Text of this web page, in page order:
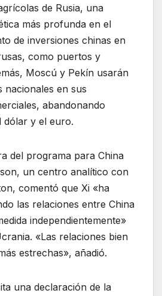
de Rusia, una
más profunda en el
de inversiones chinas en
como puertos y
Moscú y Pekín usarán
nacionales en sus
abandonando
dólar y el euro.
del programa para China
un centro analítico con
comentó que Xi «ha
las relaciones entre China
independientemente»
«Las relaciones bien
estrechas», añadió.
una declaración de la